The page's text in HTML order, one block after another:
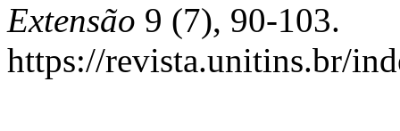
Extensão 9 (7), 90-103.
https://revista.unitins.br/